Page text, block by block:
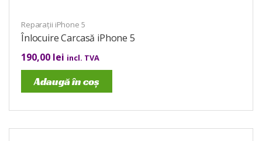
Reparații iPhone 5
Înlocuire Carcasă iPhone 5
190,00 lei incl. TVA
Adaugă în coș